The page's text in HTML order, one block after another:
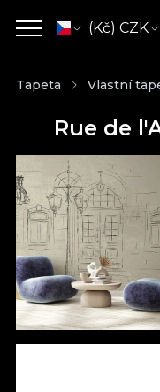
(Kč) CZK
Tapeta Vlastní
Rue de